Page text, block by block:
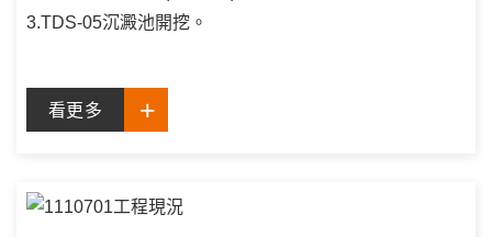
3.TDS-05沉澱池開挖。
看更多